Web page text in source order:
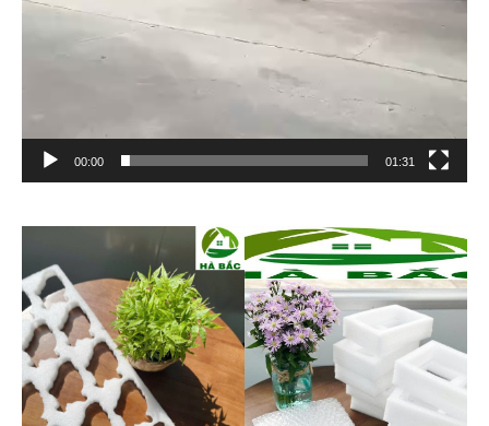
00:00 01:31